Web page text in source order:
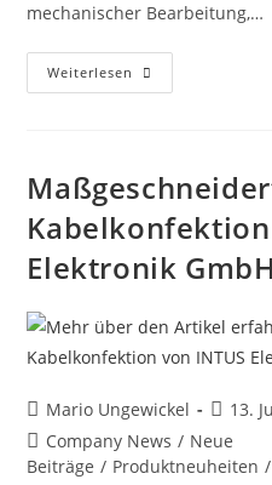
mechanischer Bearbeitung,…
Weiterlesen
Kabelkonfektion
Elektronik GmbH
Mario Ungewickel
13.
Company News / Neue
Beiträge / Produktneuheiten /